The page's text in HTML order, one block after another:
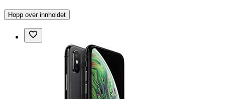
Hopp over innholdet